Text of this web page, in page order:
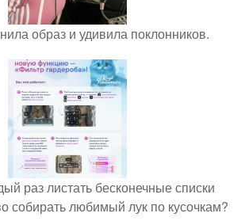
образ и удивила поклонников.
раз листать бесконечные списки
собирать любимый лук по кусочкам?